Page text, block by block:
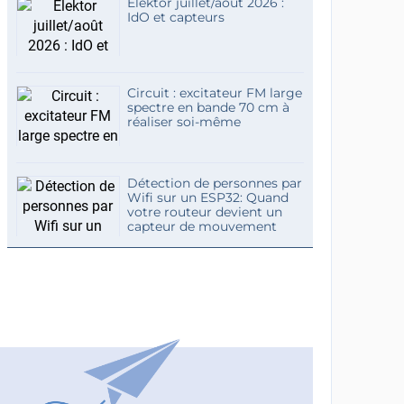
IdO et capteurs
Circuit : excitateur FM large
spectre en bande 70 cm à
réaliser soi-même
Détection de personnes par
Wifi sur un ESP32: Quand
votre routeur devient un
capteur de mouvement